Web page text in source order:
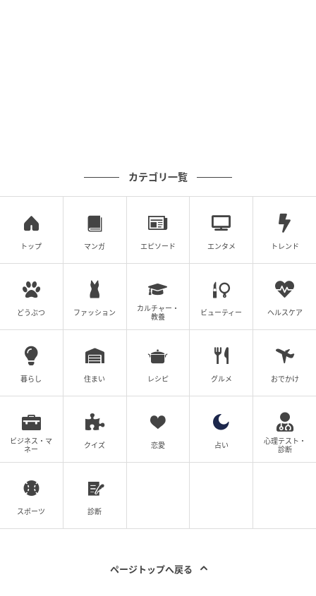
カテゴリ一覧
トップ マンガ エピソード エンタメ トレンド
どうぶつ ファッション
カルチャー・
教養
ビューティー ヘルスケア
暮らし 住まい レシピ グルメ おでかけ
ビジネス・マ
ネー
クイズ 恋愛 占い
心理テスト・
診断
スポーツ 診断
ページトップへ戻る